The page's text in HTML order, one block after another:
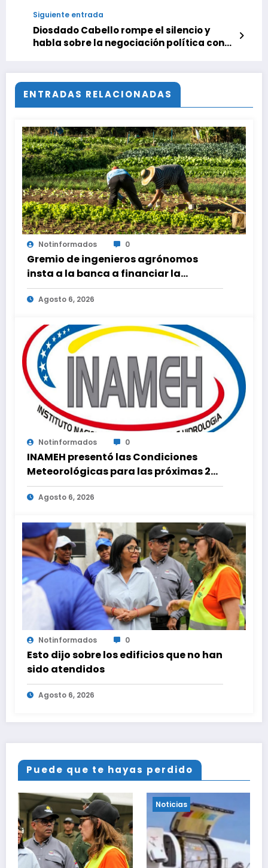
Siguiente entrada
Diosdado Cabello rompe el silencio y
habla sobre la negociación política con
ENTRADAS RELACIONADAS
Notinformados 0
Gremio de ingenieros agrónomos
insta a la banca a financiar la
agricultura familiar
Agosto 6, 2026
Notinformados 0
INAMEH presentó las Condiciones
Meteorológicas para las próximas 24
horas, de este jueves 6 de agosto 2026
Agosto 6, 2026
Notinformados 0
Esto dijo sobre los edificios que no han
sido atendidos
Agosto 6, 2026
Puede que te hayas perdido
Noticias